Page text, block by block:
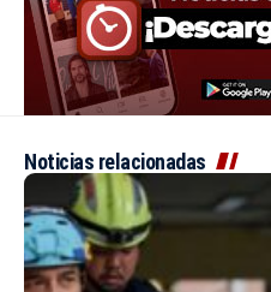
Noticias relacionadas